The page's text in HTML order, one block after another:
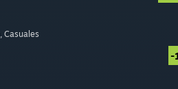
, Casuales
-